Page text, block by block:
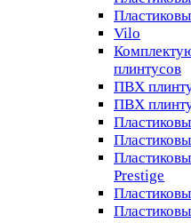
Vilo
плинтусов
ПВХ
ПВХ
Prestige